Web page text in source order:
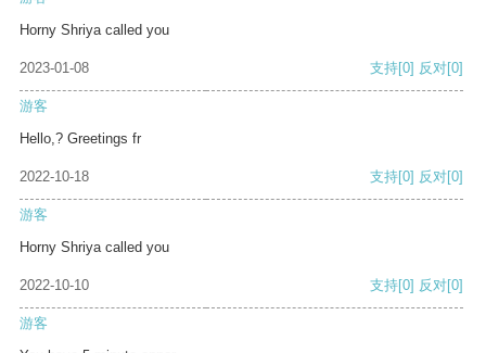
Horny Shriya called you
2023-01-08 支持[0] 反对[0]
游客
Hello,? Greetings fr
2022-10-18 支持[0] 反对[0]
游客
Horny Shriya called you
2022-10-10 支持[0] 反对[0]
游客